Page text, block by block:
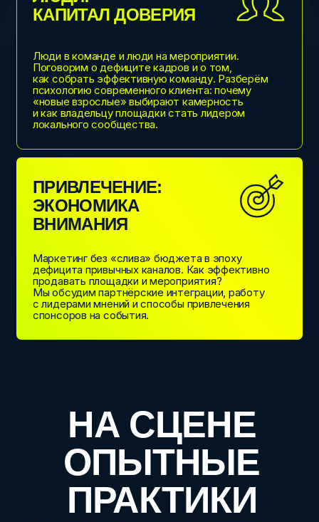
Основатель, лофты SOKSPACE (23 лофта, 4
студии видеозаписи) кейтеринг, строительство
УВЕРЕННОСТЬ. РАБОТА В ТРЕНДАХ.
КАТЕРИНА СОКОЛЕНКО